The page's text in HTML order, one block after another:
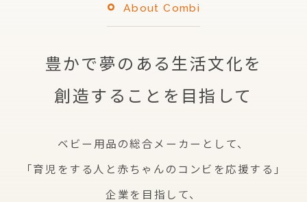
About Combi
豊かで夢のある生活文化を
創造することを目指して
ベビー用品の総合メーカーとして、
「育児をする人と赤ちゃんのコンビを応援する」
企業を 目指して、